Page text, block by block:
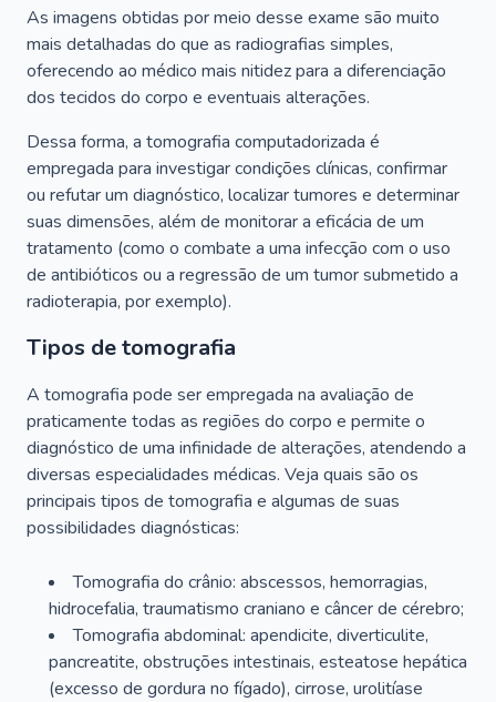
As imagens obtidas por meio desse exame são muito
mais detalhadas do que as radiografias simples,
oferecendo ao médico mais nitidez para a diferenciação
dos tecidos do corpo e eventuais alterações.
Dessa forma, a tomografia computadorizada é
empregada para investigar condições clínicas, confirmar
ou refutar um diagnóstico, localizar tumores e determinar
suas dimensões, além de monitorar a eficácia de um
tratamento (como o combate a uma infecção com o uso
de antibióticos ou a regressão de um tumor submetido a
radioterapia, por exemplo).
Tipos de tomografia
A tomografia pode ser empregada na avaliação de
praticamente todas as regiões do corpo e permite o
diagnóstico de uma infinidade de alterações, atendendo a
diversas especialidades médicas. Veja quais são os
principais tipos de tomografia e algumas de suas
possibilidades diagnósticas:
Tomografia do crânio: abscessos, hemorragias,
hidrocefalia, traumatismo craniano e câncer de cérebro;
Tomografia abdominal: apendicite, diverticulite,
pancreatite, obstruções intestinais, esteatose hepática
(excesso de gordura no fígado), cirrose, urolitíase